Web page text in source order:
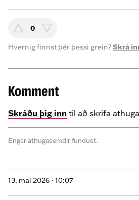
0
Hvernig finnst þér þessi grein?Skrá
Komment
Skráðu þig inn til að skrifa
Engar athugasemdir fundust.
13. maí 2026 · 10:07